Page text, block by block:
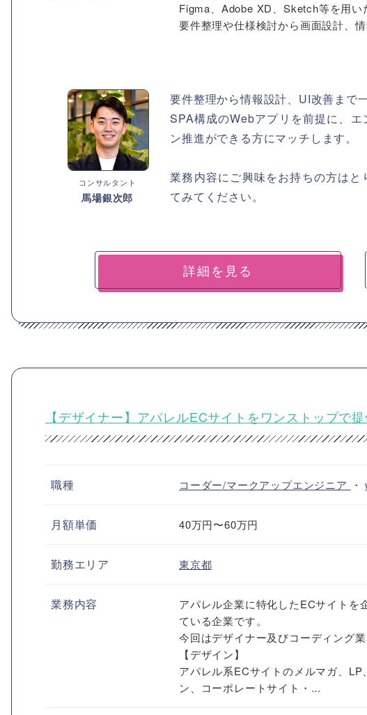
Figma、Adobe XD、Sketch等を用い
要件整理や仕様検討から画面設計、
コンサルタント
馬場銀次郎
要件整理から情報設計、UI改善まで
SPA構成のWebアプリを前提に、
ン推進ができる方にマッチします。
業務内容にご興味をお持ちの方は
てみてください。
詳細を見る
【デザイナー】アパレルECサイトをワンストップで
職種 コーダー/マークアップエンジニア ・
月額単価 40万円〜60万円
勤務エリア 東京都
業務内容
アパレル企業に特化したECサイトを
ている企業です。
今回はデザイナー及びコーディング
【デザイン】
アパレル系ECサイトのメルマガ、
ン、コーポレートサイト・...